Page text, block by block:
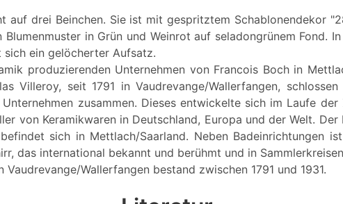
auf drei Beinchen. Sie ist mit gespritztem Schablonendekor
Blumenmuster in Grün und Weinrot auf seladongrünem Fond.
sich ein gelöcherter Aufsatz.
produzierenden Unternehmen von Francois Boch in
Villeroy, seit 1791 in Vaudrevange/Wallerfangen,
zusammen. Dieses entwickelte sich im Laufe der
von Keramikwaren in Deutschland, Europa und der Welt.
sich in Mettlach/Saarland. Neben Badeinrichtungen
das international bekannt und berühmt und in
Vaudrevange/Wallerfangen bestand zwischen 1791 und 1931.